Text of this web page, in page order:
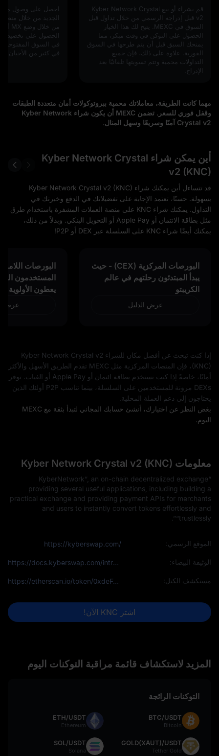
قم بشراء أو بيع Kyber Network Crystal
v2 قبل إدراجه الرسمي من خلال تداول قبل
السوق في MEXC. يتيح لك هذا الخيار
الحصول على التوكن في وقت مبكر، مما
يمنحك السبق قبل أن يتم طرحها في السوق
الفورية. علاوة على ذلك، فإن جميع
التداولات محمية وتتم تسويتها تلقائيًا بعد
الإدراج.
احصل على وصول مبكر
الحصول على
في السوق المفتوحة،
في كثير من الأحيان!
مهما كانت الطريقة، معاملاتك محمية ببروتوكولات أمان متعددة الطبقات
وقفل فوري للسعر. تضمن MEXC أن يكون شراء Kyber Network
Crystal v2 آمنًا وسريعًا وسهل المنال.
أين يمكن شراء Kyber Network Crystal
v2 (KNC)
قد تتساءل أين يمكنك شراء Kyber Network Crystal v2 (KNC)
بسهولة. حسنًا، تعتمد الإجابة على تفضيلاتك في الدفع وخبرتك في
التداول. يمكنك شراء KNC على منصة العملات المشفرة باستخدام طرق
مثل بطاقة الائتمان أو Apple Pay أو التحويل البنكي. وبدلاً من ذلك،
يمكنك أيضًا شراء KNC على السلسلة عبر DEX أو P2P!
البورصات المركزية (CEX) - حيث
يبدأ المبتدئون رحلتهم في عالم
الكريبتو
عرض الدليل
المستخدمون
يعطون الأولوية
عرض
إذا كنت تبحث عن أفضل مكان للشراء Kyber Network Crystal v2
(KNC)، فإن المنصات المركزية مثل MEXC تقدم الطريق الأسهل والأكثر
أمانًا، خاصةً إذا كنت تستخدم بطاقة ائتمان أو Apple Pay أو الفيات. توفر
DEXs مرونة للمستخدمين على السلسلة، بينما تناسب P2P أولئك الذين
يحتاجون إلى دعم العملة المحلية.
بغض النظر عن اختيارك، أنشئ حسابك المجاني لتبدأ بثقة مع MEXC
اليوم.
معلومات Kyber Network Crystal v2 (KNC)
“KyberNetwork”, an on-chain decentralized exchange
providing several useful applications, including building a
practical exchange and providing payment APIs for merchants
and users to instantly convert tokens effortlessly and
“trustlessly”.
الموقع الرسمي: https://kyberswap.com/
الوثيقة البيضاء: https://docs.kyberswap.com/introduction
مستكشف الكتل: https://etherscan.io/token/0xdeFA4e8a7bcBA345F687a2f1456F5Edd9CE97202
اشتر KNC الآن!
المزيد لاستكشاف قائمة مراقبة التوكنات اليوم
التوكنات الرائجة
BTC/USDT
Bitcoin
ETH/USDT
Ethereum
GOLD(XAUT)/USDT
Tether Gold
SOL/USDT
Solana